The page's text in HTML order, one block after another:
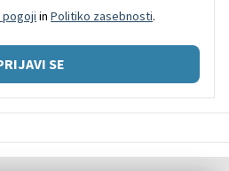
pogoji in Politiko zasebnosti.
SE